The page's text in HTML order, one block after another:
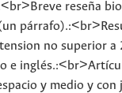
reseña
no superior a
e
y medio y